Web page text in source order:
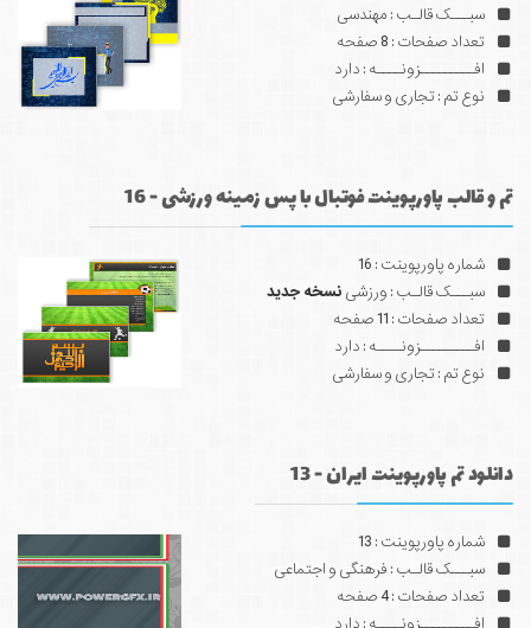
سبـــک قالـب : مهندسی
تعداد صفحات : 8 صفحه
افـــــــــزونــــه : دارد
نوع تم : تجاری و سفارشی
تم و قالب پاورپوینت فوتبال با پس زمینه ورزشی - 16
شماره پاورپوینت : 16
سبـــک قالـب : ورزشی نسخه جدید
تعداد صفحات : 11 صفحه
افـــــــــزونــــه : دارد
نوع تم : تجاری و سفارشی
دانلود تم پاورپوینت ایران - 13
شماره پاورپوینت : 13
سبـــک قالـب : فرهنگی و اجتماعی
تعداد صفحات : 4 صفحه